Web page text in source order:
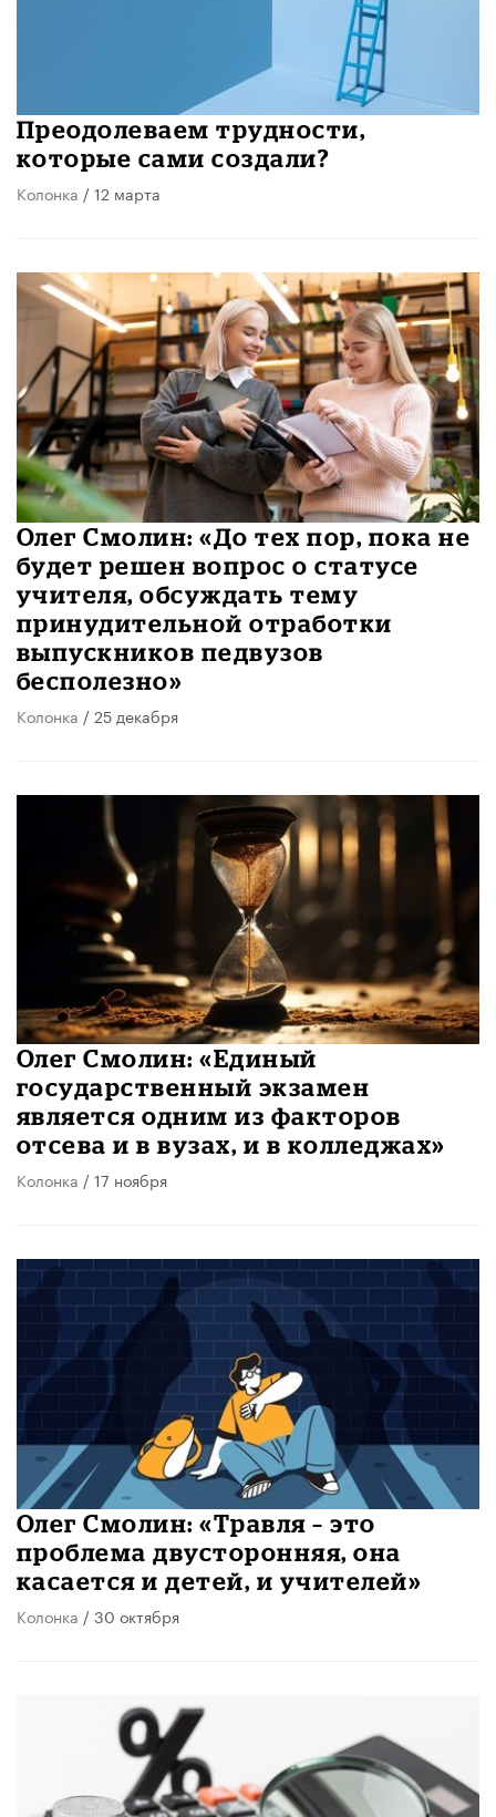
Преодолеваем трудности,
которые сами создали?
Колонка / 12 марта
Олег Смолин: «До тех пор, пока не
будет решен вопрос о статусе
учителя, обсуждать тему
принудительной отработки
выпускников педвузов
бесполезно»
Колонка / 25 декабря
Олег Смолин: «Единый
государственный экзамен
является одним из факторов
отсева и в вузах, и в колледжах»
Колонка / 17 ноября
Олег Смолин: «Травля – это
проблема двусторонняя, она
касается и детей, и учителей»
Колонка / 30 октября